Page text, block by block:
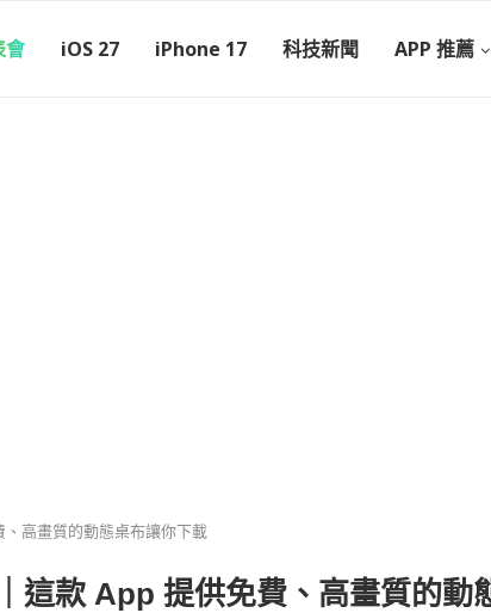
會 iOS 27 iPhone 17 科技新聞 APP 推薦
高畫質的動態桌布讓你下載
這款 App 提供免費、高畫質的動